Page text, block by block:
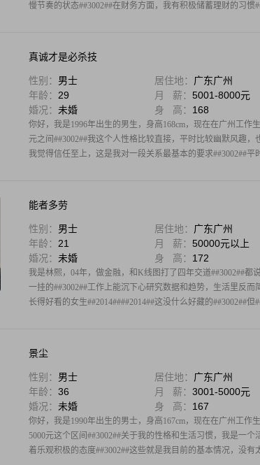
慢节奏的状态##3002##在财务方面，我有积极储蓄理财的习惯
真诚才是必杀技
性别： 男士 居住地： 广东广州
年龄： 29 月 薪： 5001-8000元
婚况： 未婚 身 高： 168
你好，我是1996年出生的男生，身高168cm，现在在广州工作
元之间##3002##我这个人性格比较直接，平时比较幽默风趣
我觉得信任至上，这是我对一段关系最基本的要求##3002##平
能者多劳
性别： 男士 居住地： 广东广州
年龄： 21 月 薪： 50000元以上
婚况： 未婚 身 高： 172
我是林熙，04年，做金融，和K线图打了四年交道##3002##
一挂的##3002##工作上能沉下心研究数据和趋势，生活里反
长得好看的女生##2014####2014##这没什么好藏的##3002##但
景尘
性别： 男士 居住地： 广东广州
年龄： 36 月 薪： 3001-5000元
婚况： 未婚 身 高： 167
你好，我是1990年出生的男士，身高167cm，现在在广州工作
5000元这个区间##3002##关于我的性格和生活习惯，我是一
着乐观积极的态度##3002##这些就是我目前的基本情况，没有